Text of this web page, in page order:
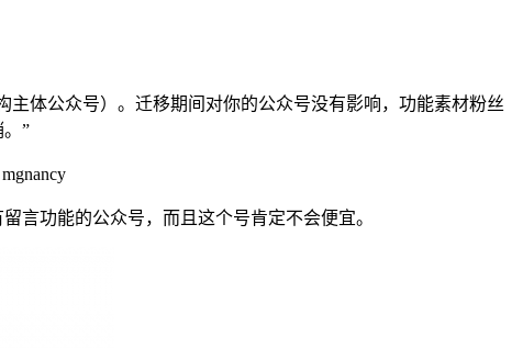
体公众号）。迁移期间对你的公众号没有影响，功能素材粉丝
”
言功能的公众号，而且这个号肯定不会便宜。